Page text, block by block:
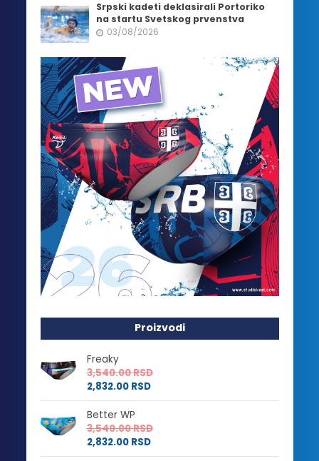
Srpski kadeti deklasirali Portoriko
na startu Svetskog prvenstva
03/08/2026
Proizvodi
Freaky
3,540.00RSD
2,832.00 RSD
Better WP
3,540.00RSD
2,832.00 RSD